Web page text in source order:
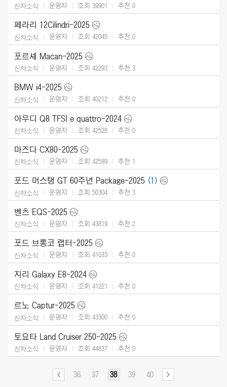
신차소식 운영자 조회 39901 추천 0
페라리 12Cilindri-2025
신차소식 운영자 조회 42045 추천 0
포르셰 Macan-2025
신차소식 운영자 조회 42293 추천 3
BMW i4-2025
신차소식 운영자 조회 40212 추천 0
아우디 Q8 TFSI e quattro-2024
신차소식 운영자 조회 42528 추천 0
마즈다 CX80-2025
신차소식 운영자 조회 42589 추천 1
포드 머스탱 GT 60주년 Package-2025 (1)
신차소식 운영자 조회 50304 추천 3
벤츠 EQS-2025
신차소식 운영자 조회 43819 추천 2
포드 브롱코 랩터-2025
신차소식 운영자 조회 41033 추천 0
지리 Galaxy E8-2024
신차소식 운영자 조회 41221 추천 0
르노 Captur-2025
신차소식 운영자 조회 43300 추천 0
토요타 Land Cruiser 250-2025
신차소식 운영자 조회 44837 추천 0
36 37 38 39 40